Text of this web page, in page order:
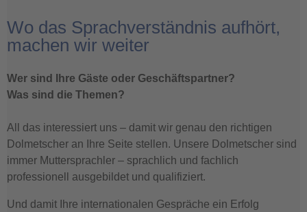
Wo das Sprachverständnis aufhört,
machen wir weiter
Wer sind Ihre Gäste oder Geschäftspartner?
Was sind die Themen?
All das interessiert uns – damit wir genau den richtigen
Dolmetscher an Ihre Seite stellen. Unsere Dolmetscher sind
immer Muttersprachler – sprachlich und fachlich
professionell ausgebildet und qualifiziert.
Und damit Ihre internationalen Gespräche ein Erfolg